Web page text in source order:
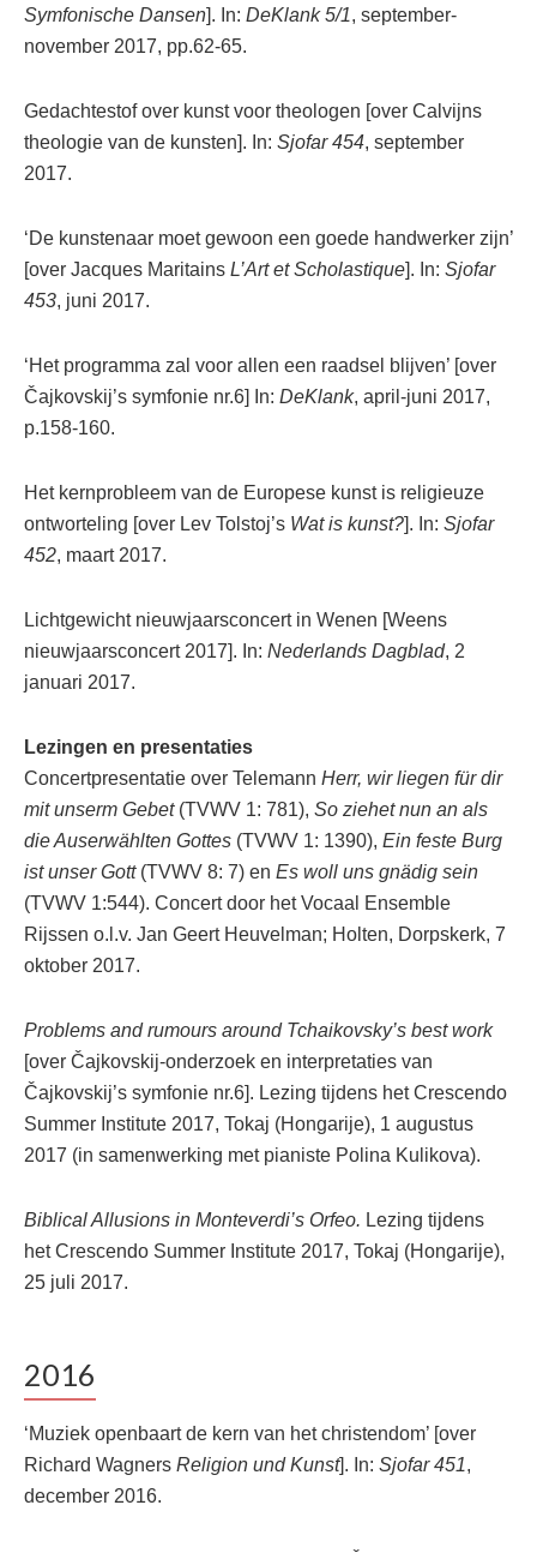
Symfonische Dansen]. In: DeKlank 5/1, september-
november 2017, pp.62-65.
Gedachtestof over kunst voor theologen [over Calvijns
theologie van de kunsten]. In: Sjofar 454, september
2017.
‘De kunstenaar moet gewoon een goede handwerker zijn’
[over Jacques Maritains L’Art et Scholastique]. In: Sjofar
453, juni 2017.
‘Het programma zal voor allen een raadsel blijven’ [over
Čajkovskij’s symfonie nr.6] In: DeKlank, april-juni 2017,
p.158-160.
Het kernprobleem van de Europese kunst is religieuze
ontworteling [over Lev Tolstoj’s Wat is kunst?]. In: Sjofar
452, maart 2017.
Lichtgewicht nieuwjaarsconcert in Wenen [Weens
nieuwjaarsconcert 2017]. In: Nederlands Dagblad, 2
januari 2017.
Lezingen en presentaties
Concertpresentatie over Telemann Herr, wir liegen für dir
mit unserm Gebet(TVWV 1: 781), So ziehet nun an als
die Auserwählten Gottes (TVWV 1: 1390), Ein feste Burg
ist unser Gott(TVWV 8: 7) en Es woll uns gnädig sein
(TVWV 1:544). Concert door het Vocaal Ensemble
Rijssen o.l.v. Jan Geert Heuvelman; Holten, Dorpskerk, 7
oktober 2017.
Problems and rumours around Tchaikovsky’s best work
[over Čajkovskij-onderzoek en interpretaties van
Čajkovskij’s symfonie nr.6]. Lezing tijdens het Crescendo
Summer Institute 2017, Tokaj (Hongarije), 1 augustus
2017 (in samenwerking met pianiste Polina Kulikova).
Biblical Allusions in Monteverdi’s Orfeo. Lezing tijdens
het Crescendo Summer Institute 2017, Tokaj (Hongarije),
25 juli 2017.
2016
‘Muziek openbaart de kern van het christendom’ [over
Richard Wagners Religion und Kunst]. In: Sjofar 451,
december 2016.